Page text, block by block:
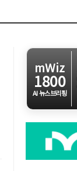
mWiz
1800
AI 뉴스브리핑